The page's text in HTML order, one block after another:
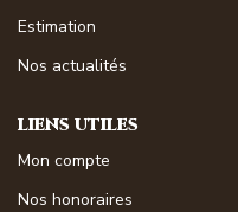
Magasine
Estimation
Nos actualités
LIENS UTILES
Mon compte
Nos honoraires